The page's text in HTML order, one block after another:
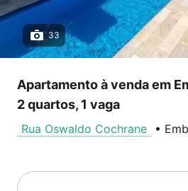
33
Apartamento à venda em
2 quartos, 1 vaga
Rua Oswaldo Cochrane •